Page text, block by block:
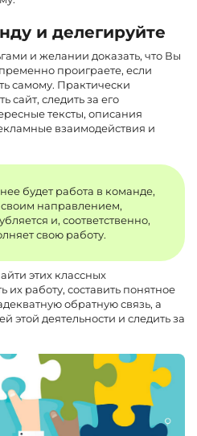
и делегируйте
и желании доказать, что Вы
проиграете, если
самому. Практически
сайт, следить за его
тексты, описания
взаимодействия и
будет работа в команде,
направлением,
и, соответственно,
свою работу.
этих классных
их работу, составить понятное
обратную связь, а
этой деятельности и следить за